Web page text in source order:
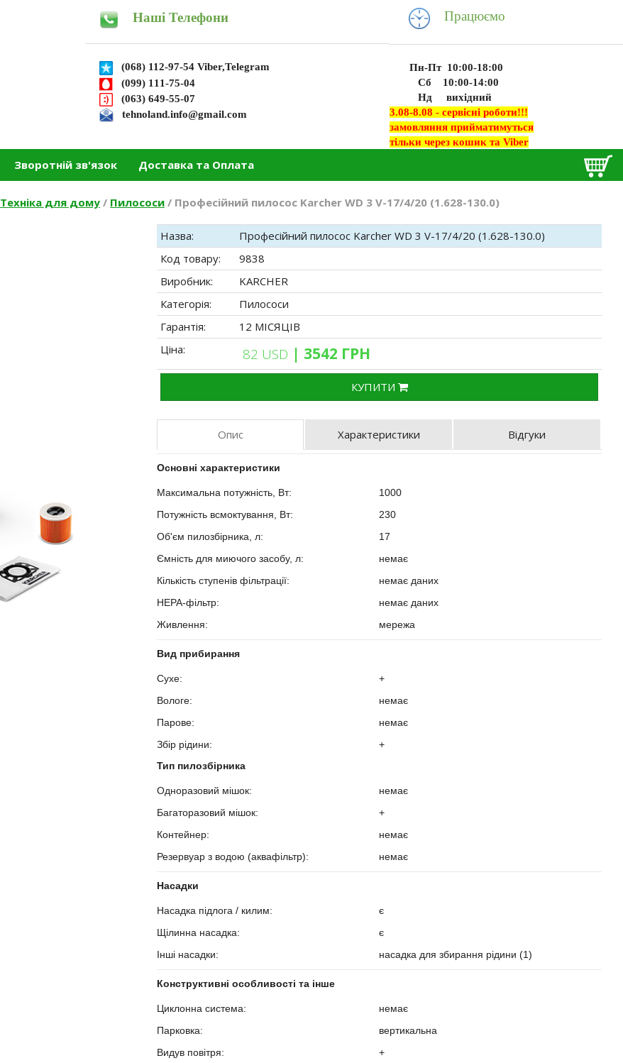
Наші Телефони
(068) 112-97-54 Viber,Telegram
(099) 111-75-04
(063) 649-55-07
tehnoland.info@gmail.com
Працюємо
Пн-Пт 10:00-18:00
Сб 10:00-14:00
Нд вихідний
3.08-8.08 - сервісні роботи!!!
замовляння прийматимуться
тільки через кошик та Viber
Зворотній зв'язок Доставка та Оплата
Техніка для дому / Пилососи / Професійний пилосос Karcher WD 3 V-17/4/20 (1.628-130.0)
Назва:
Професійний пилосос Karcher WD 3 V-17/4/20 (1.628-130.0)
Код товару:
9838
Виробник:
KARCHER
Категорія:
Пилососи
Гарантія:
12 МІСЯЦІВ
Ціна:
82 USD | 3542 ГРН
КУПИТИ
Опис Характеристики Відгуки
Основні характеристики
Максимальна потужність, Вт:
1000
Потужність всмоктування, Вт:
230
Об'єм пилозбірника, л:
17
Ємність для миючого засобу, л:
немає
Кількість ступенів фільтрації:
немає даних
HEPA-фільтр:
немає даних
Живлення:
мережа
Вид прибирання
Сухе:
+
Вологе:
немає
Парове:
немає
Збір рідини:
+
Тип пилозбірника
Одноразовий мішок:
немає
Багаторазовий мішок:
+
Контейнер:
немає
Резервуар з водою (аквафільтр):
немає
Насадки
Насадка підлога / килим:
є
Щілинна насадка:
є
Інші насадки:
насадка для збирання рідини (1)
Конструктивні особливості та інше
Циклонна система:
немає
Парковка:
вертикальна
Видув повітря:
+